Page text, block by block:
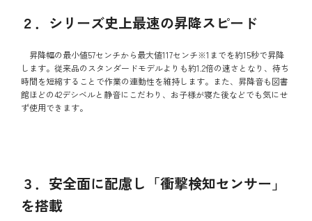
２．シリーズ史上最速の昇降スピード
昇降幅の最小値57センチから最大値117センチ※1までを約15秒で昇降
します。従来品のスタンダードモデルよりも約1.2倍の速さとなり、待ち
時間を短縮することで作業の連動性を維持します。また、昇降音も図書
館ほどの42デシベルと静音にこだわり、お子様が寝た後などでも気にせ
ず使用できます。
３．安全面に配慮し「衝撃検知センサー」
を搭載